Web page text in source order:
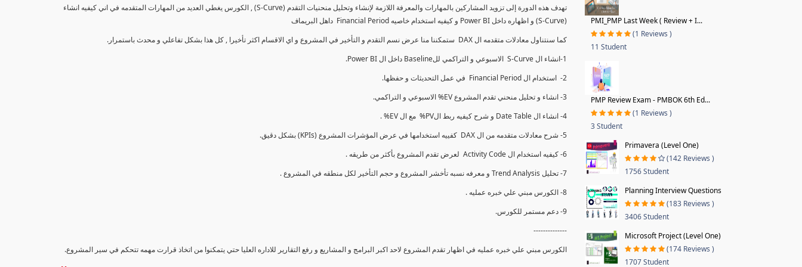
تهدف هذه الدورة إلى تزويد المشاركين بالمهارات والمعرفة اللازمة لإنشاء وتحليل منحنيات التقدم (S-Curve) , الكورس يغطي العديد من المهارات المتقدمه في اني كيفيه انشاء
(S-Curve) و اظهاره داخل Power BI و كيفيه استخدام خاصيه Financial Period داهل البريماف
كما سنتناول معادلات متقدمه ال DAX ستمكننا منا عرض نسم التقدم و التأخير في المشروع و اي الاقسام اكثر تأخيرا , كل هذا بشكل تفاعلي و محدث باستمرار.
1-انشاء ال S-Curve الاسبوعي و التراكمي للBaseline داخل ال Power BI.
2- استخدام ال Financial Period في عمل التحديثات و حفظها.
3- انشاء و تحليل منحني تقدم المشروع EV% الاسبوعي و التراكمي.
4- انشاء ال Date Table و شرح كيفيه ربط الPV% مع ال EV% .
5- شرح معادلات متقدمه من ال DAX كفييه استخدامها في عرض المؤشرات المشروع (KPIs) بشكل دقيق.
6- كيفيه استخدام ال Activity Code لعرض تقدم المشروع بأكثر من طريقه .
7- تحليل Trend Analysis و معرفه نسبه تأخشر المشروع و حجم التأخير لكل منطقه في المشروع .
8- الكورس مبني علي خبره عمليه .
9- دعم مستمر للكورس.
--------------
الكورس مبني علي خبره عمليه في اظهار تقدم المشروع لاحد اكبر البرامج و المشاريع و رفع التقارير للاداره العليا حتي يتمكنوا من اتخاذ قرارت مهمه تتحكم في سير المشروع.
PMI_PMP Last Week ( Review + I...
(1 Reviews )
11 Student
PMP Review Exam - PMBOK 6th Ed...
(1 Reviews )
3 Student
Primavera (Level One)
(142 Reviews )
1756 Student
Planning Interview Questions
(183 Reviews )
3406 Student
Microsoft Project (Level One)
(174 Reviews )
1707 Student